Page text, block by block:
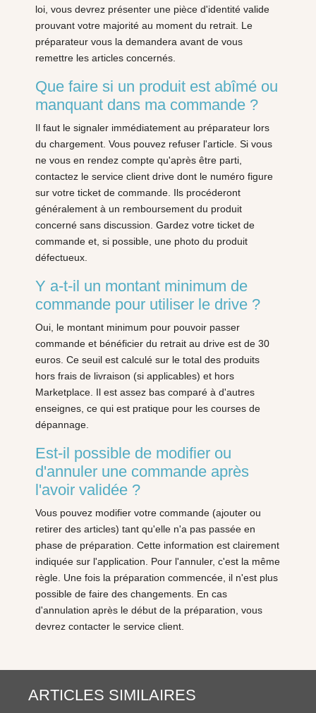
loi, vous devrez présenter une pièce d'identité valide
prouvant votre majorité au moment du retrait. Le
préparateur vous la demandera avant de vous
remettre les articles concernés.
Que faire si un produit est abîmé ou
manquant dans ma commande ?
Il faut le signaler immédiatement au préparateur lors
du chargement. Vous pouvez refuser l'article. Si vous
ne vous en rendez compte qu'après être parti,
contactez le service client drive dont le numéro figure
sur votre ticket de commande. Ils procéderont
généralement à un remboursement du produit
concerné sans discussion. Gardez votre ticket de
commande et, si possible, une photo du produit
défectueux.
Y a-t-il un montant minimum de
commande pour utiliser le drive ?
Oui, le montant minimum pour pouvoir passer
commande et bénéficier du retrait au drive est de 30
euros. Ce seuil est calculé sur le total des produits
hors frais de livraison (si applicables) et hors
Marketplace. Il est assez bas comparé à d'autres
enseignes, ce qui est pratique pour les courses de
dépannage.
Est-il possible de modifier ou
d'annuler une commande après
l'avoir validée ?
Vous pouvez modifier votre commande (ajouter ou
retirer des articles) tant qu'elle n'a pas passée en
phase de préparation. Cette information est clairement
indiquée sur l'application. Pour l'annuler, c'est la même
règle. Une fois la préparation commencée, il n'est plus
possible de faire des changements. En cas
d'annulation après le début de la préparation, vous
devrez contacter le service client.
ARTICLES SIMILAIRES